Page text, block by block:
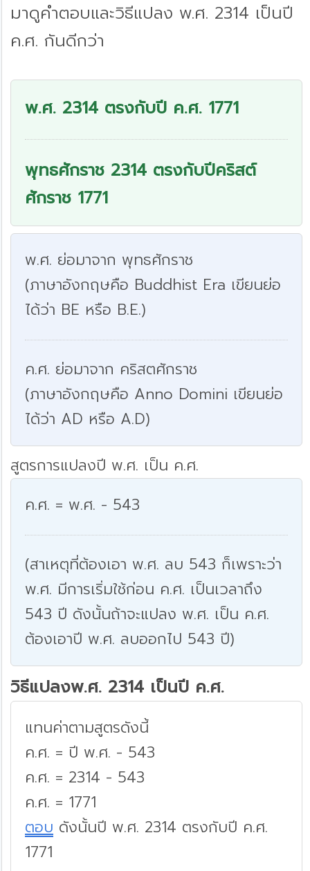
มาดูคำตอบและวิธีแปลง พ.ศ. 2314 เป็นปี
ค.ศ. กันดีกว่า
พ.ศ. 2314 ตรงกับปี ค.ศ. 1771
พุทธศักราช 2314 ตรงกับปีคริสต์
ศักราช 1771
พ.ศ. ย่อมาจาก พุทธศักราช
(ภาษาอังกฤษคือ Buddhist Era เขียนย่อ
ได้ว่า BE หรือ B.E.)
ค.ศ. ย่อมาจาก คริสตศักราช
(ภาษาอังกฤษคือ Anno Domini เขียนย่อ
ได้ว่า AD หรือ A.D)
สูตรการแปลงปี พ.ศ. เป็น ค.ศ.
ค.ศ. = พ.ศ. - 543
(สาเหตุที่ต้องเอา พ.ศ. ลบ 543 ก็เพราะว่า
พ.ศ. มีการเริ่มใช้ก่อน ค.ศ. เป็นเวลาถึง
543 ปี ดังนั้นถ้าจะแปลง พ.ศ. เป็น ค.ศ.
ต้องเอาปี พ.ศ. ลบออกไป 543 ปี)
วิธีแปลงพ.ศ. 2314 เป็นปี ค.ศ.
แทนค่าตามสูตรดังนี้
ค.ศ. = ปี พ.ศ. - 543
ค.ศ. = 2314 - 543
ค.ศ. = 1771
ตอบ ดังนั้นปี พ.ศ. 2314 ตรงกับปี ค.ศ.
1771